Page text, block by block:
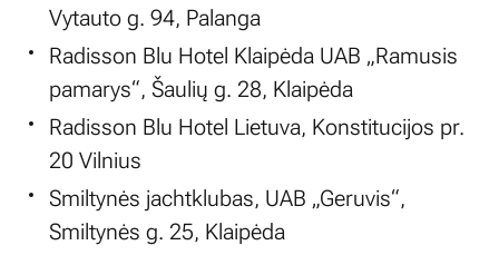
Vytauto g. 94, Palanga
Radisson Blu Hotel Klaipėda UAB „Ramusis
pamarys“, Šaulių g. 28, Klaipėda
Radisson Blu Hotel Lietuva, Konstitucijos pr.
20 Vilnius
Smiltynės jachtklubas, UAB „Geruvis“,
Smiltynės g. 25, Klaipėda